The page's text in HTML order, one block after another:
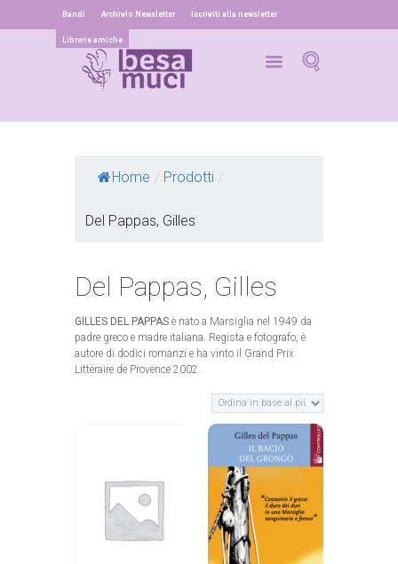
Bandi Archivio Newsletter Iscriviti alla newsletter
Librerie amiche
Home / Prodotti /
Del Pappas, Gilles
Del Pappas, Gilles
GILLES DEL PAPPAS è nato a Marsiglia nel 1949 da
padre greco e madre italiana. Regista e fotografo, è
autore di dodici romanzi e ha vinto il Grand Prix
Littéraire de Provence 2002.